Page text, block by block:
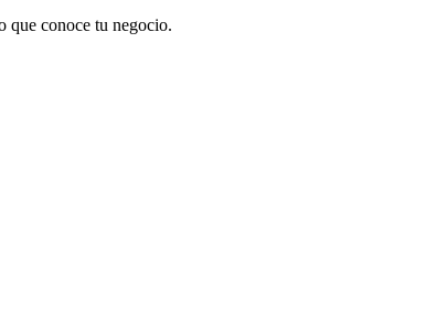
que conoce tu negocio.